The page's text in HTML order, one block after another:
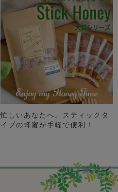
忙しいあなたへ。スティックタ
イプの蜂蜜が手軽で便利！